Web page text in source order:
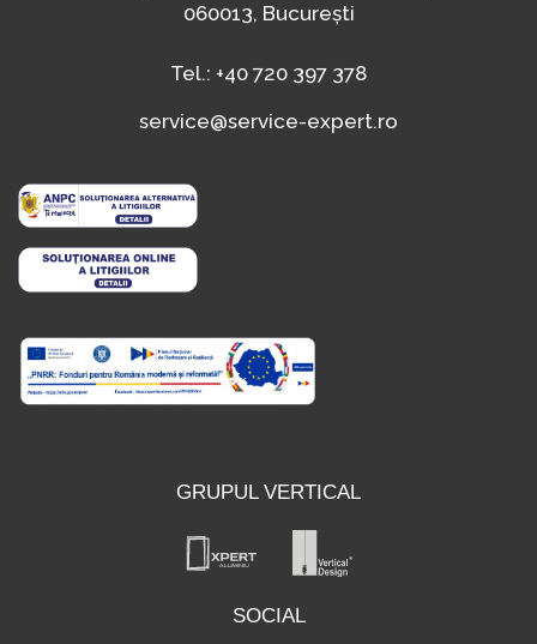
060013, București
Tel.: +40 720 397 378
service@service-expert.ro
GRUPUL VERTICAL
SOCIAL